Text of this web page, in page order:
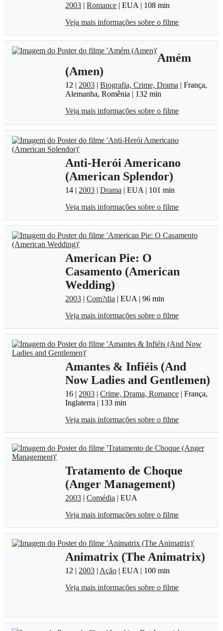
2003 |Romance | EUA | 108 min
Veja mais informações sobre o filme
Amém
(Amen)
12 | 2003 |Biografia, Crime, Drama | França,
Alemanha, Romênia | 132 min
Veja mais informações sobre o filme
Anti-Herói Americano
(American Splendor)
14 | 2003 |Drama | EUA | 101 min
Veja mais informações sobre o filme
American Pie: O
Casamento (American
Wedding)
2003 |Com?dia | EUA | 96 min
Veja mais informações sobre o filme
Amantes & Infiéis (And
Now Ladies and Gentlemen)
16 | 2003 |Crime, Drama, Romance | França,
Inglaterra | 133 min
Veja mais informações sobre o filme
Tratamento de Choque
(Anger Management)
2003 |Comédia | EUA
Veja mais informações sobre o filme
Animatrix (The Animatrix)
12 | 2003 | Ação | EUA | 100 min
Veja mais informações sobre o filme